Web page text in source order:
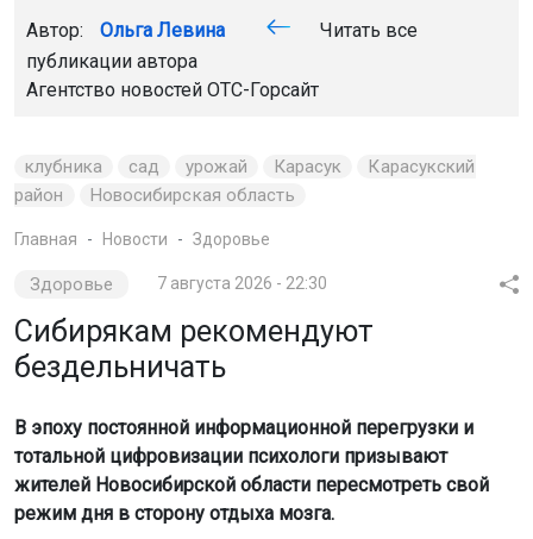
Автор: Ольга Левина
Читать все
публикации автора
Агентство новостей ОТС-Горсайт
клубника сад урожай Карасук
Карасукский
район
Новосибирская область
Главная Новости Здоровье
Здоровье 7 августа 2026 - 22:30
Сибирякам рекомендуют
бездельничать
В эпоху постоянной информационной перегрузки и
тотальной цифровизации психологи призывают
жителей Новосибирской области пересмотреть свой
режим дня в сторону отдыха мозга.